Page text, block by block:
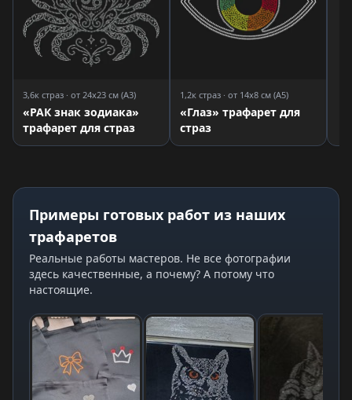
3,6к страз · от 24x23 см (A3)
«РАК знак зодиака»
трафарет для страз
1,2к страз · от 14x8 см (A5)
«Глаз» трафарет для
страз
Примеры готовых работ из наших
трафаретов
Реальные работы мастеров. Не все фотографии
здесь качественные, а почему? А потому что
настоящие.